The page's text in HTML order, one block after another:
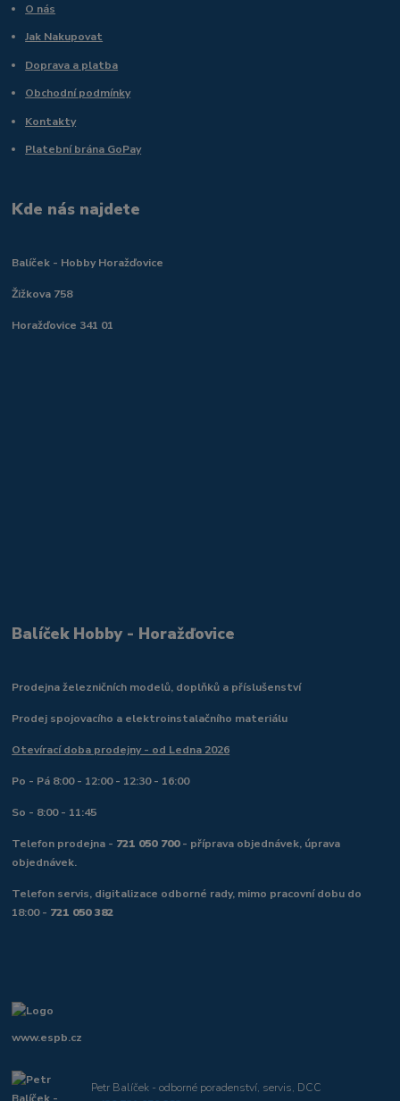
O nás
Jak Nakupovat
Doprava a platba
Obchodní podmínky
Kontakty
Platební brána GoPay
Kde nás najdete
Balíček - Hobby Horažďovice
Žižkova 758
Horažďovice 341 01
Balíček Hobby - Horažďovice
Prodejna železničních modelů, doplňků a příslušenství
Prodej spojovacího a elektroinstalačního materiálu
Otevírací doba prodejny - od Ledna 2026
Po - Pá 8:00 - 12:00 - 12:30 - 16:00
So - 8:00 - 11:45
Telefon prodejna - 721 050 700- příprava objednávek, úprava
objednávek.
Telefon servis, digitalizace odborné rady, mimo pracovní dobu do
18:00 - 721 050 382
www.espb.cz
Petr Balíček - odborné poradenství, servis, DCC